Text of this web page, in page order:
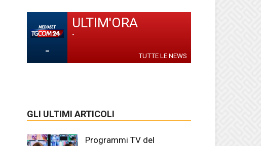
-
ULTIM'ORA
-
TUTTE LE NEWS
GLI ULTIMI ARTICOLI
Programmi TV del